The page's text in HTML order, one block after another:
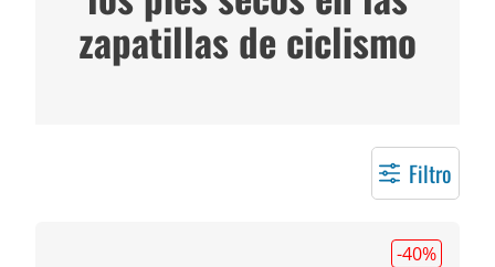
zapatillas de ciclismo
Filtro
-40%